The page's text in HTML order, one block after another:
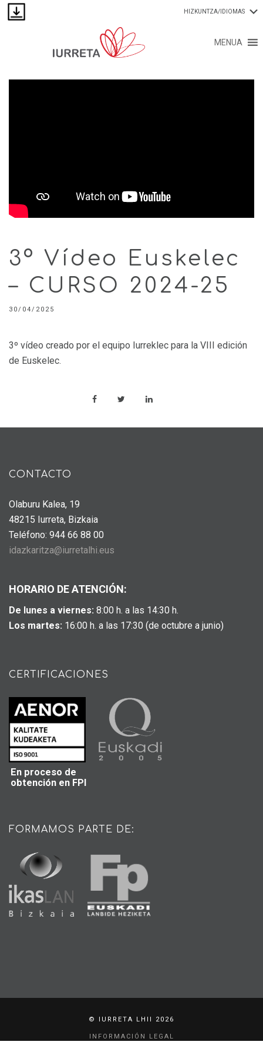
HIZKUNTZA/IDIOMAS
MENUA
3º Vídeo Euskelec
– CURSO 2024-25
30/04/2025
3º vídeo creado por el equipo Iurreklec para la VIII edición
de Euskelec.
CONTACTO
Olaburu Kalea, 19
48215 Iurreta, Bizkaia
Teléfono: 944 66 88 00
idazkaritza@iurretalhi.eus
HORARIO DE ATENCIÓN:
De lunes a viernes: 8:00 h. a las 14:30 h.
Los martes: 16:00 h. a las 17:30 (de octubre a junio)
CERTIFICACIONES
En proceso de
obtención en FPI
FORMAMOS PARTE DE:
© IURRETA LHII 2026
INFORMACIÓN LEGAL